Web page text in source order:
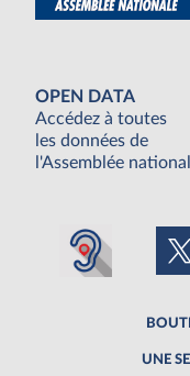
OPEN DATA
Accédez à toutes
les données de
l'Assemblée
UNE